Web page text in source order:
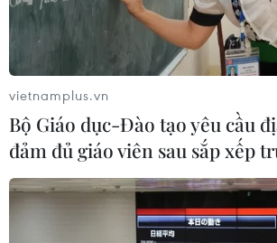
vietnamplus.vn
Bộ Giáo dục-Đào tạo yêu cầu
đảm đủ giáo viên sau sắp xếp